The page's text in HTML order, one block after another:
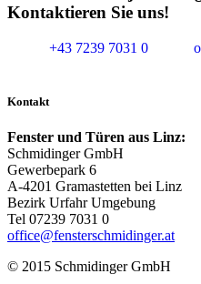
Kontaktieren Sie uns!
+43 7239 7031 0
Kontakt
Fenster und Türen aus Linz:
Schmidinger GmbH
Gewerbepark 6
A-4201 Gramastetten bei Linz
Bezirk Urfahr Umgebung
Tel 07239 7031 0
office@fensterschmidinger.at
© 2015 Schmidinger GmbH